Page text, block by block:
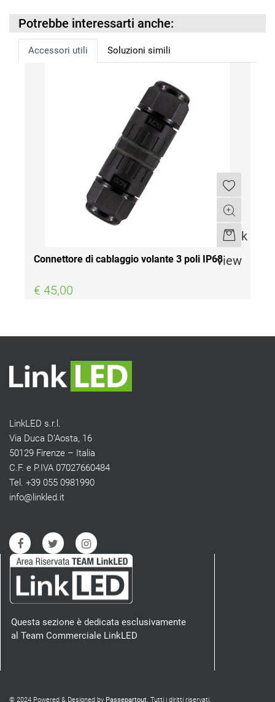
Potrebbe interessarti anche:
Accessori utili Soluzioni simili
Quick
view
Quantità
Connettore di cablaggio volante 3 poli IP68
€ 45,00
LinkLED s.r.l.
Via Duca D’Aosta, 16
50129 Firenze – Italia
C.F. e P.IVA 07027660484
Tel. +39 055 0981990
info@linkled.it
Questa sezione è dedicata esclusivamente
al Team Commerciale LinkLED
© 2024 Powered & Designed by Passepartout. Tutti i diritti riservati.